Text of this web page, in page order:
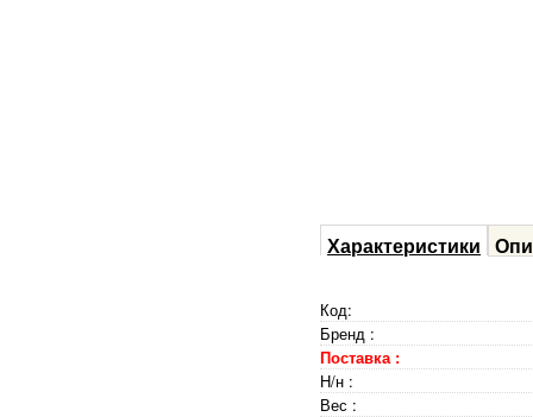
Характеристики
Код:
Бренд :
Поставка :
Н/н :
Вес :